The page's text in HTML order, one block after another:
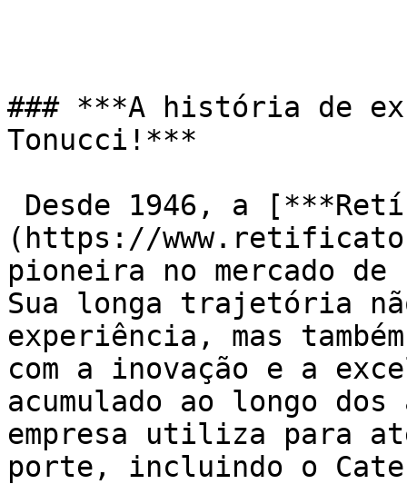
### ***A história de
Tonucci!***
(https://
pioneira no mercado
Sua longa trajetória
experiência, mas
com a inovação e a
acumulado ao longo
empresa utiliza para
porte, incluindo o